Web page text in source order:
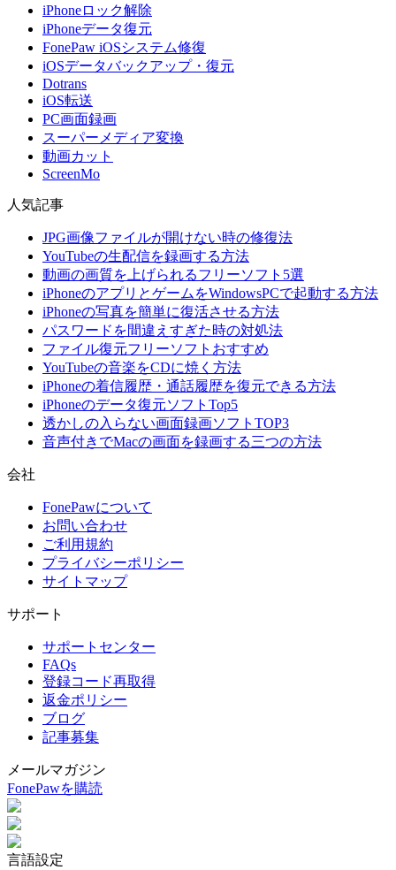
iPhoneロック解除
iPhoneデータ復元
FonePaw iOSシステム修復
iOSデータバックアップ・復元
Dotrans
iOS転送
PC画面録画
スーパーメディア変換
動画カット
ScreenMo
人気記事
JPG画像ファイルが開けない時の修復法
YouTubeの生配信を録画する方法
動画の画質を上げられるフリーソフト5選
iPhoneのアプリとゲームをWindowsPCで起動する方法
iPhoneの写真を簡単に復活させる方法
パスワードを間違えすぎた時の対処法
ファイル復元フリーソフトおすすめ
YouTubeの音楽をCDに焼く方法
iPhoneの着信履歴・通話履歴を復元できる方法
iPhoneのデータ復元ソフトTop5
透かしの入らない画面録画ソフトTOP3
音声付きでMacの画面を録画する三つの方法
会社
FonePawについて
お問い合わせ
ご利用規約
プライバシーポリシー
サイトマップ
サポート
サポートセンター
FAQs
登録コード再取得
返金ポリシー
ブログ
記事募集
メールマガジン
FonePawを購読
言語設定